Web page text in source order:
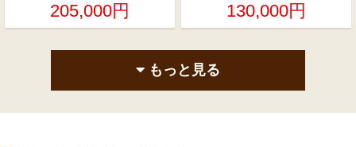
205,000円 130,000円
もっと見る